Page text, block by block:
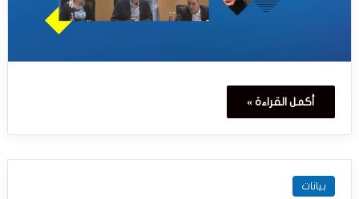
أكمل القراءة »
بيانات